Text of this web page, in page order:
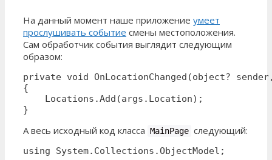
На данный момент наше приложение умеет
прослушивать событие смены местоположения.
Сам обработчик события выглядит следующим
образом:
private void OnLocationChanged(object?
{
    Locations.Add(args.Location);
}
А весь исходный код класса MainPage следующий:
using System.Collections.ObjectModel;